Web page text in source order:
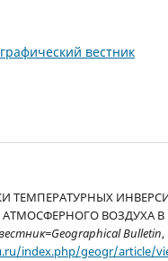
вестник
ТЕМПЕРАТУРНЫХ
ВОЗДУХА В
Bulletin,
index.php/geogr/article/